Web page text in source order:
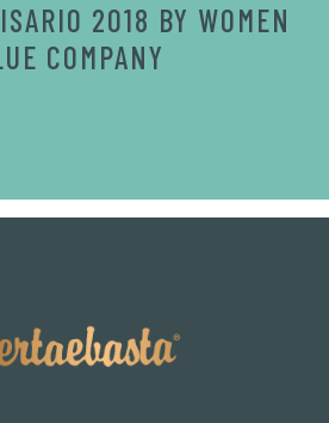
2018 BY WOMEN
COMPANY